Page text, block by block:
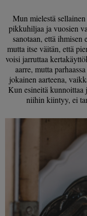
Mun mielestä
pikkuhiljaa ja vuosien
sanotaan, että
mutta itse väitän, että
voisi jarruttaa
aarre, mutta
jokainen aarteena,
Kun esineitä kunnoittaa
niihin kiintyy, ei